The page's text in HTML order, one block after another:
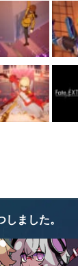
ました。